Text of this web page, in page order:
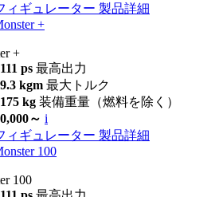
ィギュレーター 製品詳細
+
+
111 ps 最高出力
9.3 kgm 最大トルク
175 kg 装備重量（燃料を除く）
～ i
ィギュレーター 製品詳細
100
100